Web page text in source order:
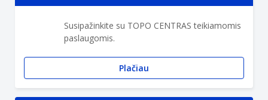
Susipažinkite su TOPO CENTRAS teikiamomis
paslaugomis.
Plačiau